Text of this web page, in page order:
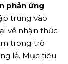
phản ứng
trung vào
về nhận thức
trong trò
lẻ. Mục tiêu